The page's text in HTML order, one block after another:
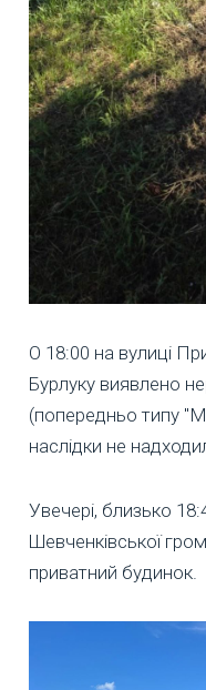
О 18:00 на вулиці
Бурлуку виявлено
(попередньо типу
наслідки не
Увечері, близько
Шевченківської
приватний будинок.